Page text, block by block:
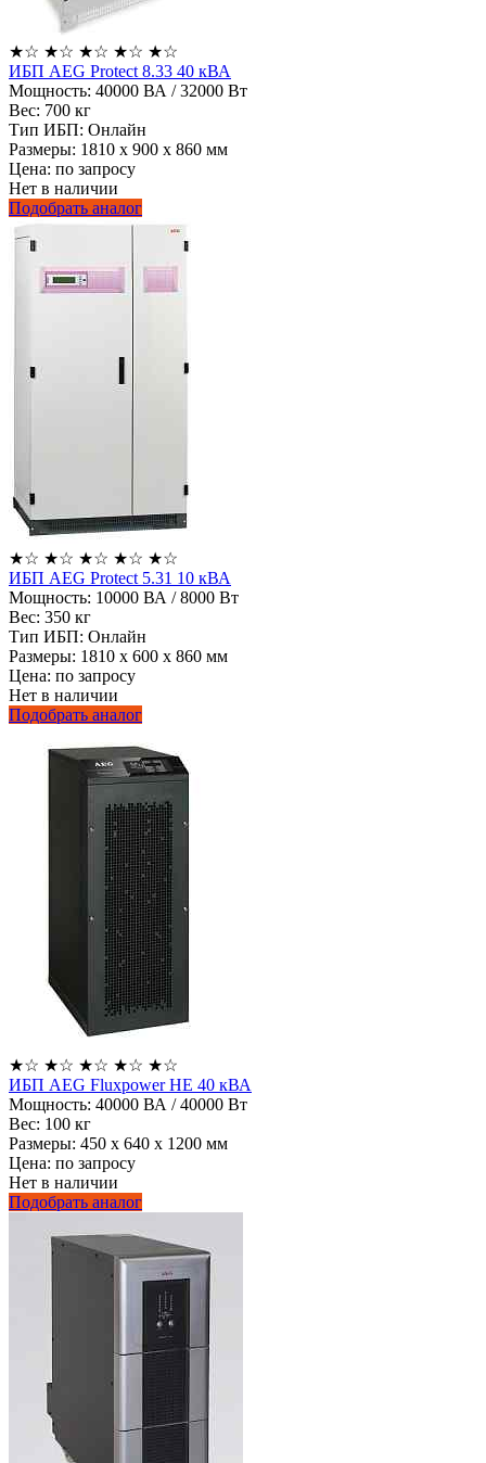
★☆ ★☆ ★☆ ★☆ ★☆
ИБП AEG Protect 8.33 40 кВА
Мощность: 40000 ВА / 32000 Вт
Вес: 700 кг
Тип ИБП: Онлайн
Размеры: 1810 х 900 х 860 мм
Цена: по запросу
Нет в наличии
Подобрать аналог
★☆ ★☆ ★☆ ★☆ ★☆
ИБП AEG Protect 5.31 10 кВА
Мощность: 10000 ВА / 8000 Вт
Вес: 350 кг
Тип ИБП: Онлайн
Размеры: 1810 х 600 х 860 мм
Цена: по запросу
Нет в наличии
Подобрать аналог
★☆ ★☆ ★☆ ★☆ ★☆
ИБП AEG Fluxpower HE 40 кВА
Мощность: 40000 ВА / 40000 Вт
Вес: 100 кг
Размеры: 450 х 640 х 1200 мм
Цена: по запросу
Нет в наличии
Подобрать аналог